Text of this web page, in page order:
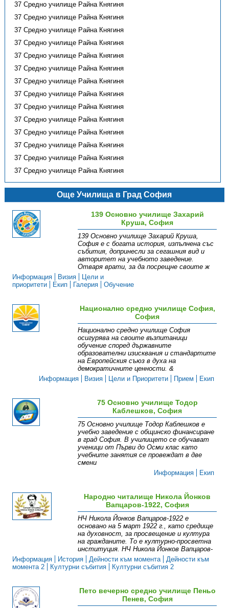
37 Средно училище Райна Княгиня
37 Средно училище Райна Княгиня
37 Средно училище Райна Княгиня
37 Средно училище Райна Княгиня
37 Средно училище Райна Княгиня
37 Средно училище Райна Княгиня
37 Средно училище Райна Княгиня
37 Средно училище Райна Княгиня
37 Средно училище Райна Княгиня
37 Средно училище Райна Княгиня
37 Средно училище Райна Княгиня
37 Средно училище Райна Княгиня
37 Средно училище Райна Княгиня
37 Средно училище Райна Княгиня
Още Училища в Град София
139 Основно училище Захарий
Круша, София
139 Основно училище Захарий Круша,
София е с богата история, изпълнена със
събития, допринесли за сегашния вид и
авторитет на учебното заведение.
Отваря врати, за да посрещне своите ж
Информация
Визия
Цели и
приоритети
Екип Галерия Обучение
Национално средно училище София,
София
Национално средно училище София
осигурява на своите възпитаници
обучение според държавните
образователни изисквания и стандартите
на Европейския съюз в духа на
демократичните ценности. &
Информация
Визия Цели и Приоритети Прием Екип
75 Основно училище Тодор
Каблешков, София
75 Основно училище Тодор Каблешков е
учебно заведение с общинско финансиране
в град София. В училището се обучават
ученици от Първи до Осми клас като
учебните занятия се провеждат в две
смени
Информация
Екип
Народно читалище Никола Йонков
Вапцаров-1922, София
НЧ Никола Йонков Вапцаров-1922 е
основано на 5 март 1922 г., като средище
на духовност, за просвещение и култура
на гражданите. То е културно-просветна
институция. НЧ Никола Йонков Вапцаров-
Информация
История Дейности към момента
Дейности към
момента 2
Културни събития Културни събития 2
Пето вечерно средно училище Пеньо
Пенев, София